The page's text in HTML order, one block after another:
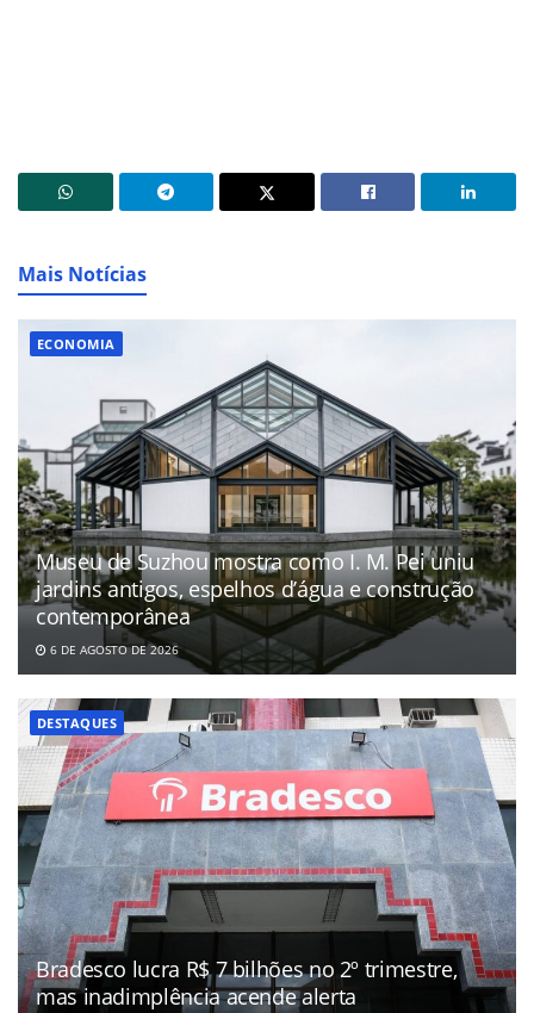
Mais Notícias
ECONOMIA
Museu de Suzhou mostra como I. M. Pei uniu
jardins antigos, espelhos d’água e construção
contemporânea
6 DE AGOSTO DE 2026
DESTAQUES
Bradesco lucra R$ 7 bilhões no 2º trimestre,
mas inadimplência acende alerta